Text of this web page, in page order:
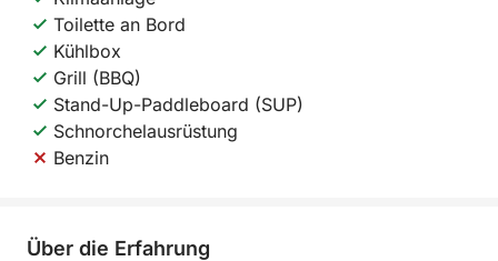
Toilette an Bord
Kühlbox
Grill (BBQ)
Stand-Up-Paddleboard (SUP)
Schnorchelausrüstung
Benzin
Über die Erfahrung